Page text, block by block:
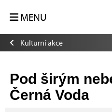
MENU
Kulturní akce
Pod širým
Černá Voda